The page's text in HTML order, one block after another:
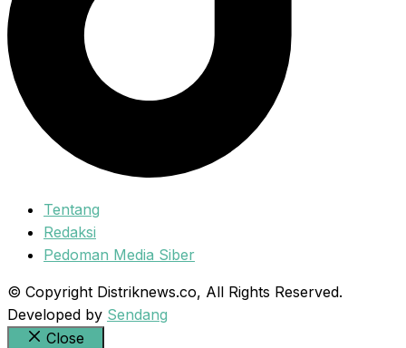
Tentang
Redaksi
Pedoman Media Siber
© Copyright Distriknews.co, All Rights Reserved.
Developed by Sendang
Close